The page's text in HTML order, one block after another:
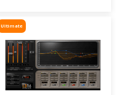
フェーズのアライメント作業、複
Ultimate